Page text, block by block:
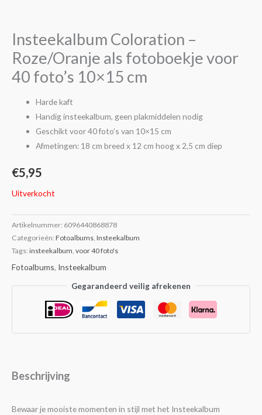
Insteekalbum Coloration –
Roze/Oranje als fotoboekje voor
40 foto’s 10×15 cm
Harde kaft
Handig insteekalbum, geen plakmiddelen nodig
Geschikt voor 40 foto’s van 10×15 cm
Afmetingen: 18 cm breed x 12 cm hoog x 2,5 cm diep
€5,95
Uitverkocht
Artikelnummer: 6096440868878
Categorieën: Fotoalbums Insteekalbum
Tags: insteekalbum voor 40 foto's
Fotoalbums, Insteekalbum
Gegarandeerd veilig afrekenen
Beschrijving
Bewaar je mooiste momenten in stijl met het Insteekalbum